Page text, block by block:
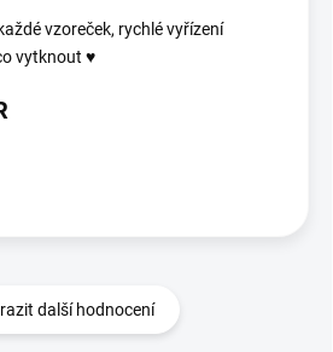
vzoreček, rychlé vyřízení
vytknout ♥️
další hodnocení